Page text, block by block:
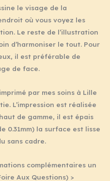
le visage de la
où vous voyez les
Le reste de l’illustration
d’harmoniser le tout. Pour
il est préférable de
de face.
par mes soins à Lille
L’impression est réalisée
de gamme, il est épais
0.31mm) la surface est lisse
sans cadre.
complémentaires un
Aux Questions) >